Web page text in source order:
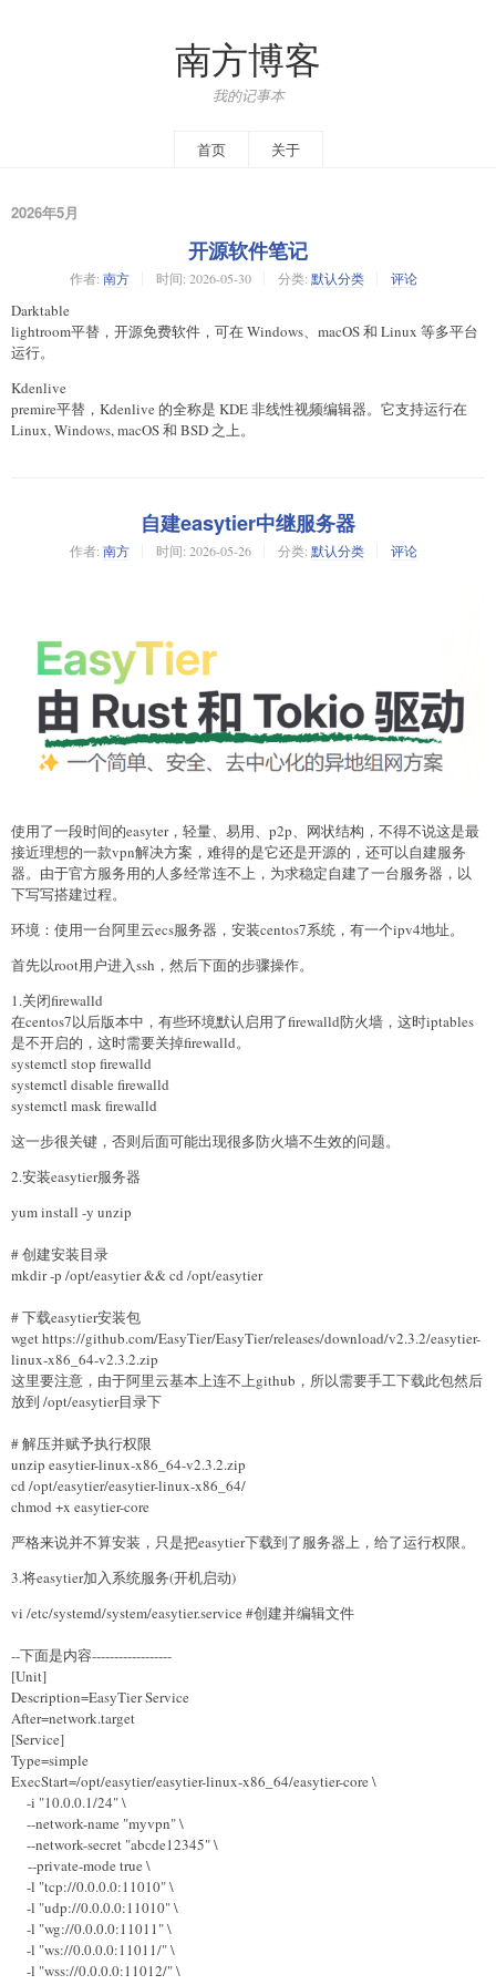
南方博客
我的记事本
首页 关于
2026年5月
开源软件笔记
作者: 南方 时间: 2026-05-30 分类: 默认分类 评论
Darktable
lightroom平替，开源免费软件，可在 Windows、macOS 和 Linux 等多平台
运行。
Kdenlive
premire平替，Kdenlive 的全称是 KDE 非线性视频编辑器。它支持运行在
Linux, Windows, macOS 和 BSD 之上。
自建easytier中继服务器
作者: 南方 时间: 2026-05-26 分类: 默认分类 评论
使用了一段时间的easyter，轻量、易用、p2p、网状结构，不得不说这是最
接近理想的一款vpn解决方案，难得的是它还是开源的，还可以自建服务
器。由于官方服务用的人多经常连不上，为求稳定自建了一台服务器，以
下写写搭建过程。
环境：使用一台阿里云ecs服务器，安装centos7系统，有一个ipv4地址。
首先以root用户进入ssh，然后下面的步骤操作。
1.关闭firewalld
在centos7以后版本中，有些环境默认启用了firewalld防火墙，这时iptables
是不开启的，这时需要关掉firewalld。
systemctl stop firewalld
systemctl disable firewalld
systemctl mask firewalld
这一步很关键，否则后面可能出现很多防火墙不生效的问题。
2.安装easytier服务器
yum install -y unzip
# 创建安装目录
mkdir -p /opt/easytier && cd /opt/easytier
# 下载easytier安装包
wget https://github.com/EasyTier/EasyTier/releases/download/v2.3.2/easytier-
linux-x86_64-v2.3.2.zip
这里要注意，由于阿里云基本上连不上github，所以需要手工下载此包然后
放到 /opt/easytier目录下
# 解压并赋予执行权限
unzip easytier-linux-x86_64-v2.3.2.zip
cd /opt/easytier/easytier-linux-x86_64/
chmod +x easytier-core
严格来说并不算安装，只是把easytier下载到了服务器上，给了运行权限。
3.将easytier加入系统服务(开机启动)
vi /etc/systemd/system/easytier.service #创建并编辑文件
--下面是内容------------------
[Unit]
Description=EasyTier Service
After=network.target
[Service]
Type=simple
ExecStart=/opt/easytier/easytier-linux-x86_64/easytier-core \
-i "10.0.0.1/24" \
--network-name "myvpn" \
--network-secret "abcde12345" \
--private-mode true \
-l "tcp://0.0.0.0:11010" \
-l "udp://0.0.0.0:11010" \
-l "wg://0.0.0.0:11011" \
-l "ws://0.0.0.0:11011/" \
-l "wss://0.0.0.0:11012/" \